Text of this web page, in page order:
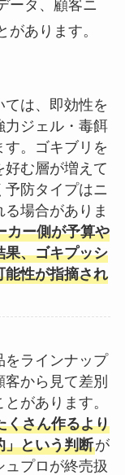
ータ、顧客ニ
あります。
は、即効性を
力ジェル・毒餌
す。ゴキブリを
好む層が増えて
防タイプはニ
場合がありま
カー側が予算や
果、ゴキプッシ
能性が指摘され
をラインナップ
から見て差別
があります。
くさん作るより
」という判断が
プロが終売扱